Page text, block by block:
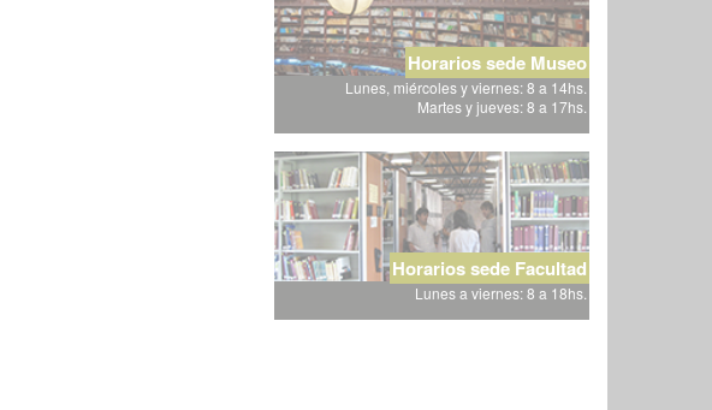
Horarios sede Museo
Lunes, miércoles y viernes: 8 a 14hs.
Martes y jueves: 8 a 17hs.
Horarios sede Facultad
Lunes a viernes: 8 a 18hs.